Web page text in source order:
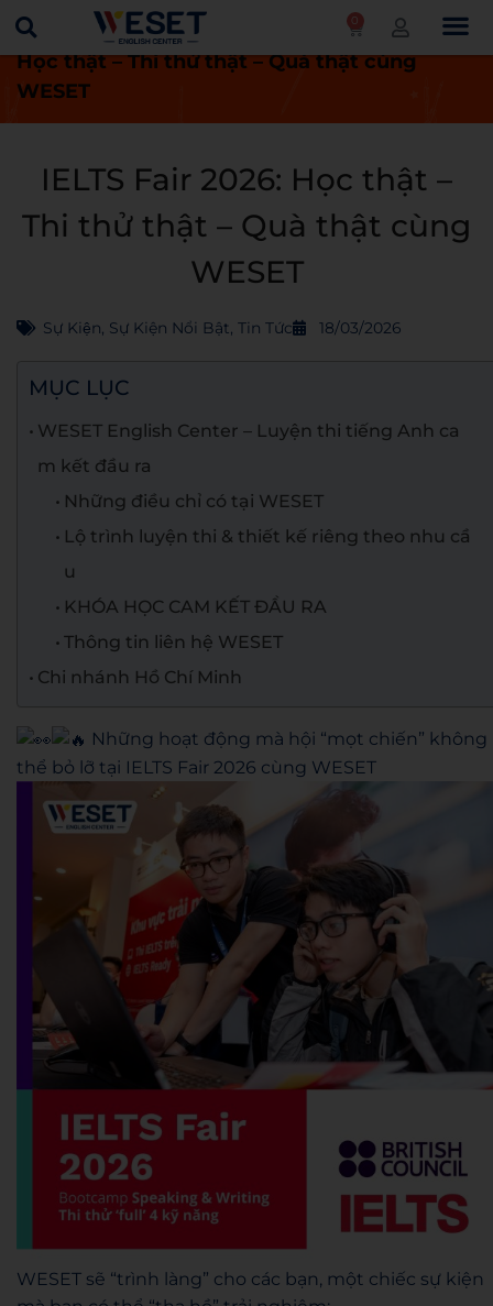
0
Trang chủ Tin tức
IELTS Fair 2026:
Học thật – Thi thử thật – Quà thật cùng
WESET
IELTS Fair 2026: Học thật –
Thi thử thật – Quà thật cùng
WESET
Sự Kiện, Sự Kiện Nổi Bật, Tin Tức 18/03/2026
MỤC LỤC
WESET English Center – Luyện thi tiếng Anh ca
m kết đầu ra
Những điều chỉ có tại WESET
Lộ trình luyện thi & thiết kế riêng theo nhu cầ
u
KHÓA HỌC CAM KẾT ĐẦU RA
Thông tin liên hệ WESET
Chi nhánh Hồ Chí Minh
Những hoạt động mà hội “mọt chiến” không
thể bỏ lỡ tại IELTS Fair 2026 cùng WESET
WESET sẽ “trình làng” cho các bạn, một chiếc sự kiện